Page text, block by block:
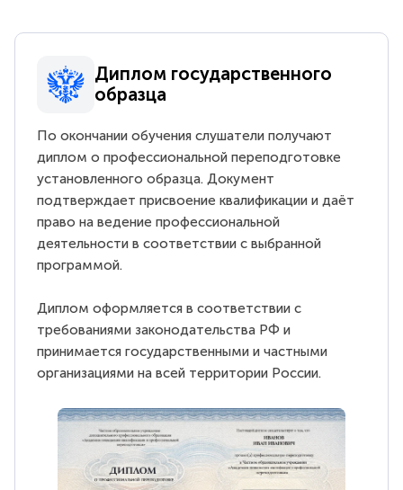
Диплом государственного
образца
По окончании обучения слушатели получают
диплом о профессиональной переподготовке
установленного образца. Документ
подтверждает присвоение квалификации и даёт
право на ведение профессиональной
деятельности в соответствии с выбранной
программой.
Диплом оформляется в соответствии с
требованиями законодательства РФ и
принимается государственными и частными
организациями на всей территории России.